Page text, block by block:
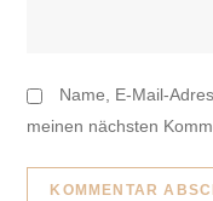
Name, E-Mail-
meinen nächsten